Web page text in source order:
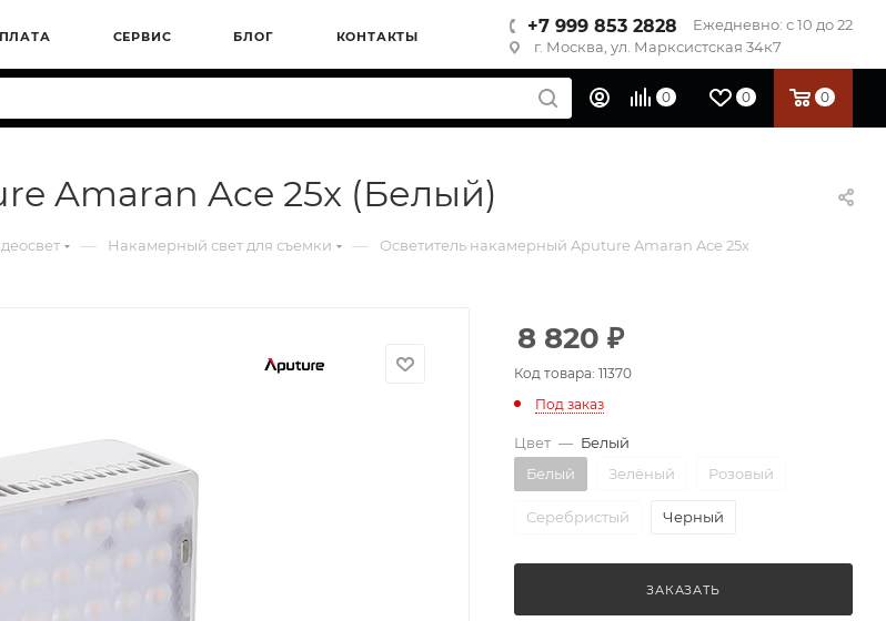
СЕРВИС БЛОГ КОНТАКТЫ
+7 999 853 2828
Ежедневно: с 10 до 22
г. Москва, ул. Марксистская 34к7
0 0 0
Amaran Ace 25x (Белый)
— Накамерный свет для съемки — Осветитель накамерный Aputure Amaran Ace 25x
8 820 ₽
Код товара: 11370
Под заказ
Цвет — Белый
Белый
Зелёный Розовый
Серебристый Черный
ЗАКАЗАТЬ